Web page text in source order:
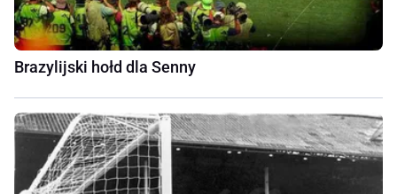
Brazylijski hołd dla Senny